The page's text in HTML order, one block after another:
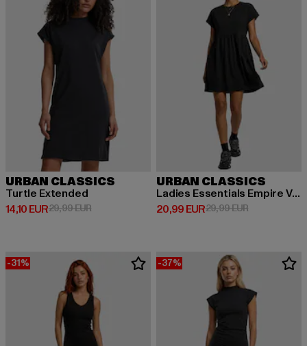
URBAN CLASSICS
Turtle Extended
14,10 EUR
Derzeitiger Preis: 14,10 EUR
29,99 EURAktionspreis: 29,99 EUR
URBAN CLASSICS
Ladies Essentials Empire Valance
20,99 EUR
Derzeitiger Preis: 20,99 EUR
29,99 EURAktionspreis:
-31% -37%